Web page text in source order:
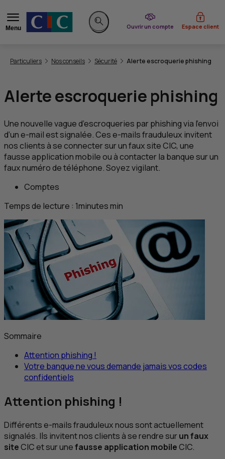
Menu
Rechercher sur le site
Ouvrir un compte
du CIC Espace client
Particuliers Nos conseils Sécurité Alerte escroquerie phishing
Alerte escroquerie phishing
Une nouvelle vague d’escroqueries parphishingvia l’envoi
d’un e-mail est signalée. Cese-mailsfrauduleux invitent
nos clients à se connecter sur un faux siteCIC, une
fausse application mobile ou à contacter la banque sur un
faux numéro de téléphone. Soyez vigilant.
Comptes
Temps de lecture : 1minutesmin
Sommaire
Attention phishing !
Votre banque ne vous demande jamais vos codes
confidentiels
Attention phishing !
Différentse-mailsfrauduleux nous sont actuellement
signalés. Ils invitent nos clients à se rendre surun faux
siteCICet sur unefausse application mobileCIC.